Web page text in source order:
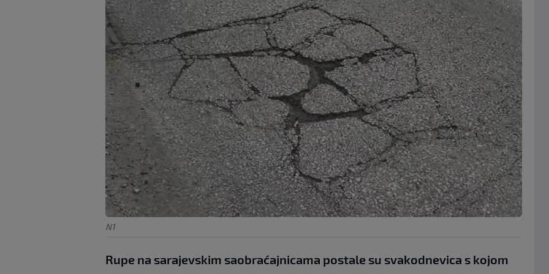
N1
Rupe na sarajevskim saobraćajnicama postale su svakodnevica s kojom